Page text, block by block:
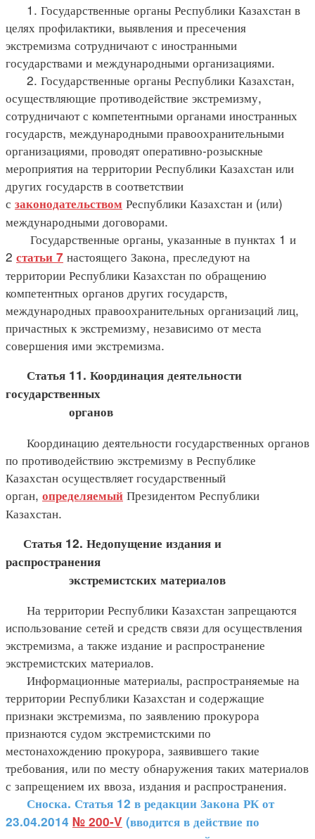
1. Государственные органы Республики Казахстан в
целях профилактики, выявления и пресечения
экстремизма сотрудничают с иностранными
государствами и международными организациями.
2. Государственные органы Республики Казахстан,
осуществляющие противодействие экстремизму,
сотрудничают с компетентными органами иностранных
государств, международными правоохранительными
организациями, проводят оперативно-розыскные
мероприятия на территории Республики Казахстан или
других государств в соответствии
с законодательством Республики Казахстан и (или)
международными договорами.
Государственные органы, указанные в пунктах 1 и
2 статьи 7 настоящего Закона, преследуют на
территории Республики Казахстан по обращению
компетентных органов других государств,
международных правоохранительных организаций лиц,
причастных к экстремизму, независимо от места
совершения ими экстремизма.
Статья 11. Координация деятельности
государственных
органов
Координацию деятельности государственных органов
по противодействию экстремизму в Республике
Казахстан осуществляет государственный
орган, определяемый Президентом Республики
Казахстан.
Статья 12. Недопущение издания и
распространения
экстремистских материалов
На территории Республики Казахстан запрещаются
использование сетей и средств связи для осуществления
экстремизма, а также издание и распространение
экстремистских материалов.
Информационные материалы, распространяемые на
территории Республики Казахстан и содержащие
признаки экстремизма, по заявлению прокурора
признаются судом экстремистскими по
местонахождению прокурора, заявившего такие
требования, или по месту обнаружения таких материалов
с запрещением их ввоза, издания и распространения.
Сноска. Статья 12 в редакции Закона РК от
23.04.2014 № 200-V (вводится в действие по